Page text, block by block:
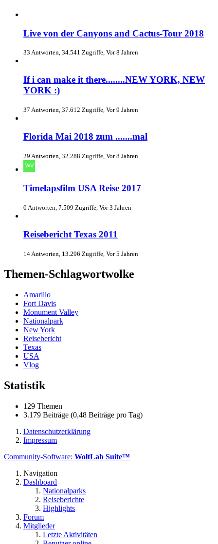
Live von der Canyons and Cactus-Tour 2018
33 Antworten, 34.541 Zugriffe, Vor 8 Jahren
If i can make it there........NEW YORK, NEW
YORK :)
37 Antworten, 37.612 Zugriffe, Vor 9 Jahren
Florida Mai 2018 zum .......mal
29 Antworten, 32.288 Zugriffe, Vor 8 Jahren
Timelapsfilm USA Reise 2017
0 Antworten, 7.509 Zugriffe, Vor 3 Jahren
Reisebericht Texas 2011
14 Antworten, 13.296 Zugriffe, Vor 5 Jahren
Themen-Schlagwortwolke
Amarillo
Fort Davis
Monument Valley
Nationalpark
New York
Reisebericht
Texas
USA
Vlog
Statistik
129 Themen
3.179 Beiträge (0,48 Beiträge pro Tag)
Datenschutzerklärung
Impressum
Community-Software: WoltLab Suite™
Navigation
Dashboard
Nationalparks
Reiseberichte
Highlights
Forum
Mitglieder
Letzte Aktivitäten